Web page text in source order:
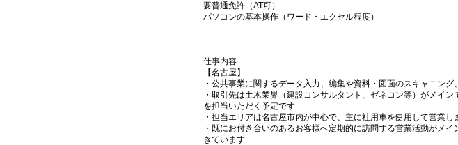
要普通免許（AT可）
パソコンの基本操作（ワード・エクセル程度）
仕事内容
【名古屋】
・公共事業に関するデータ入力、編集や資料・図面のスキャニング
・取引先は土木業界（建設コンサルタント、ゼネコン等）がメイ
を担当いただく予定です
・担当エリアは名古屋市内が中心で、主に社用車を使用して営業し
・既にお付き合いのあるお客様へ定期的に訪問する営業活動がメ
きています